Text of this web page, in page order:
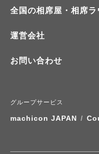
全国の相席屋・相席ラ
運営会社
お問い合わせ
グループサービス
machicon JAPAN /